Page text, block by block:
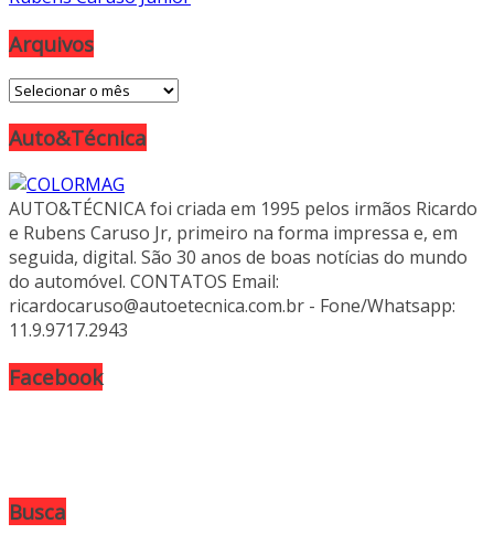
Arquivos
Arquivos
Auto&Técnica
AUTO&TÉCNICA foi criada em 1995 pelos irmãos Ricardo
e Rubens Caruso Jr, primeiro na forma impressa e, em
seguida, digital. São 30 anos de boas notícias do mundo
do automóvel. CONTATOS Email:
ricardocaruso@autoetecnica.com.br - Fone/Whatsapp:
11.9.9717.2943
Facebook
Busca